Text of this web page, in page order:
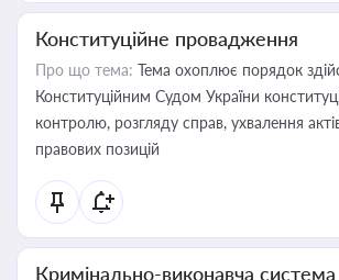
Конституційне провадження
Про що тема: Тема охоплює порядок
Конституційним Судом України
контролю, розгляду справ, ухвалення
правових позицій
Кримінально-виконавча система